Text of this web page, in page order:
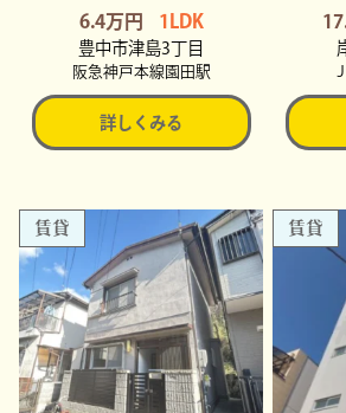
6.4万円 1LDK
豊中市津島3丁目
阪急神戸本線園田駅
詳しくみる
賃貸 賃貸